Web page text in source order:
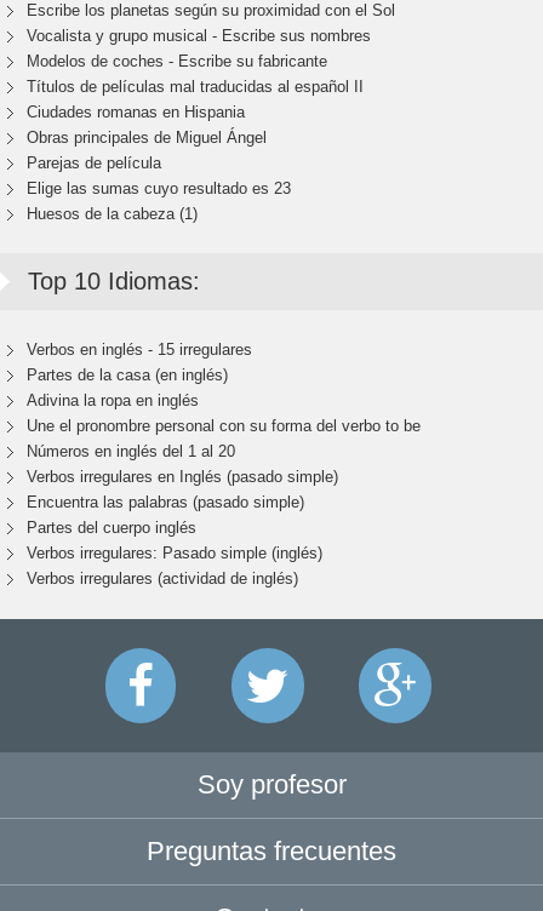
Escribe los planetas según su proximidad con el Sol
Vocalista y grupo musical - Escribe sus nombres
Modelos de coches - Escribe su fabricante
Títulos de películas mal traducidas al español II
Ciudades romanas en Hispania
Obras principales de Miguel Ángel
Parejas de película
Elige las sumas cuyo resultado es 23
Huesos de la cabeza (1)
Top 10 Idiomas:
Verbos en inglés - 15 irregulares
Partes de la casa (en inglés)
Adivina la ropa en inglés
Une el pronombre personal con su forma del verbo to be
Números en inglés del 1 al 20
Verbos irregulares en Inglés (pasado simple)
Encuentra las palabras (pasado simple)
Partes del cuerpo inglés
Verbos irregulares: Pasado simple (inglés)
Verbos irregulares (actividad de inglés)
Soy profesor
Preguntas frecuentes